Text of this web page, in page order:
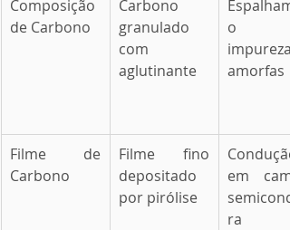
Composição
de Carbono
Carbono
granulado
com
aglutinante
o
impurezas
amorfas
Filme de
Carbono
Filme fino
depositado
por pirólise
Condução
em
ra